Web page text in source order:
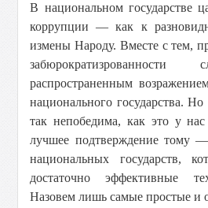
В национальном государстве
коррупции — как к
измены Народу. Вместе с тем,
распространенным
национального государства.
так непобедима, как это у
лучшее подтверждение тому
национальных государств,
достаточно эффективные
Назовем лишь самые простые и